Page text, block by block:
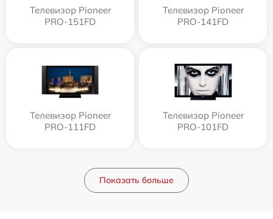
Телевизор Pioneer
PRO-151FD
Телевизор Pioneer
PRO-141FD
Телевизор Pioneer
PRO-111FD
Телевизор Pioneer
PRO-101FD
Показать больше